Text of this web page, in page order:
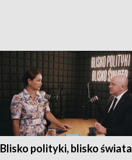
Blisko polityki, blisko świata